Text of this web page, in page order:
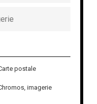
postale
imagerie